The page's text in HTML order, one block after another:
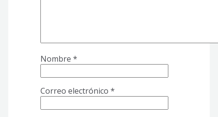
Nombre *
Correo electrónico *